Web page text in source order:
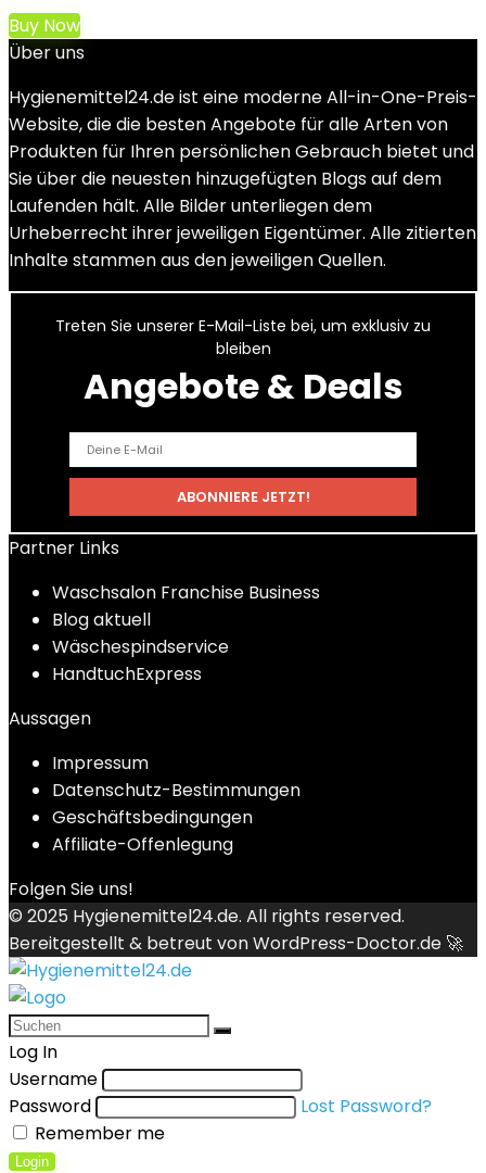
Buy Now
Über uns
Hygienemittel24.de ist eine moderne All-in-One-Preis-
Website, die die besten Angebote für alle Arten von
Produkten für Ihren persönlichen Gebrauch bietet und
Sie über die neuesten hinzugefügten Blogs auf dem
Laufenden hält. Alle Bilder unterliegen dem
Urheberrecht ihrer jeweiligen Eigentümer. Alle zitierten
Inhalte stammen aus den jeweiligen Quellen.
Treten Sie unserer E-Mail-Liste bei, um exklusiv zu
bleiben
Angebote & Deals
Partner Links
Waschsalon Franchise Business
Blog aktuell
Wäschespindservice
HandtuchExpress
Aussagen
Impressum
Datenschutz-Bestimmungen
Geschäftsbedingungen
Affiliate-Offenlegung
Folgen Sie uns!
© 2025 Hygienemittel24.de. All rights reserved.
Bereitgestellt & betreut vonWordPress-Doctor.de 🚀
Log In
Username
Password
Lost Password?
Remember me
Login